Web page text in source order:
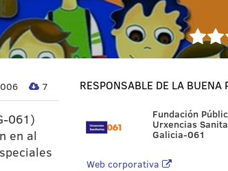
7
061)
en al
RESPONSABLE DE LA BUENA
Fundación
Urxencias
Galicia-061
Web corporativa